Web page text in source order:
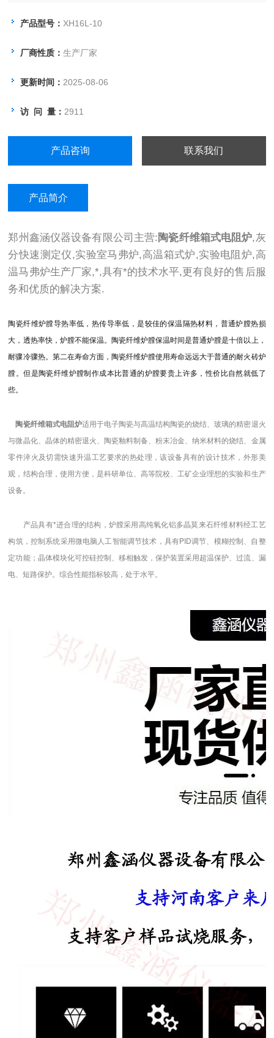
产品型号： XH16L-10
厂商性质：生产厂家
更新时间： 2025-08-06
访 问 量： 2911
产品咨询 联系我们
产品简介
郑州鑫涵仪器设备有限公司主营: 陶瓷纤维箱式电阻炉,灰
分快速测定仪,实验室马弗炉,高温箱式炉,实验电阻炉,高
温马弗炉生产厂家,*,具有*的技术水平,更有良好的售后服
务和优质的解决方案.
陶瓷纤维炉膛导热率低，热传导率低，是较佳的保温隔热材料，普通炉膛热损
大，透热率快，炉膛不能保温。陶瓷纤维炉膛保温时间是普通炉膛是十倍以上，
耐骤冷骤热。第二在寿命方面，陶瓷纤维炉膛使用寿命远远大于普通的耐火砖炉
膛。但是陶瓷纤维炉膛制作成本比普通的炉膛要贵上许多，性价比自然就低了
些。
陶瓷纤维箱式电阻炉适用于电子陶瓷与高温结构陶瓷的烧结、玻璃的精密退火
与微晶化、晶体的精密退火、陶瓷釉料制备、粉末冶金、纳米材料的烧结、金属
零件淬火及切需快速升温工艺要求的热处理，该设备具有的设计技术，外形美
观，结构合理，使用方便，是科研单位、高等院校、工矿企业理想的实验和生产
设备。
产品具有*进合理的结构，炉膛采用高纯氧化铝多晶莫来石纤维材料经工艺
构筑，控制系统采用微电脑人工智能调节技术，具有PID调节、模糊控制、自整
定功能；晶体模块化可控硅控制、移相触发，保护装置采用超温保护、过流、漏
电、短路保护。综合性能指标较高，处于水平。